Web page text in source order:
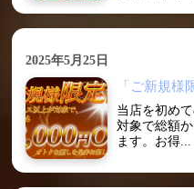
2025年5月25日
「ご新規様
当店を初め
対象で総額
ます。お得...